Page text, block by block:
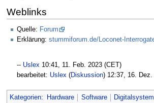
Weblinks
Quelle: Forum
Erklärung: stummiforum.de/Loconet-
-- Uslex 10:41, 11. Feb. 2023 (CET)
bearbeitet: Uslex (Diskussion) 12:37, 16. Dez.
Kategorien: Hardware Software Digitalsystem